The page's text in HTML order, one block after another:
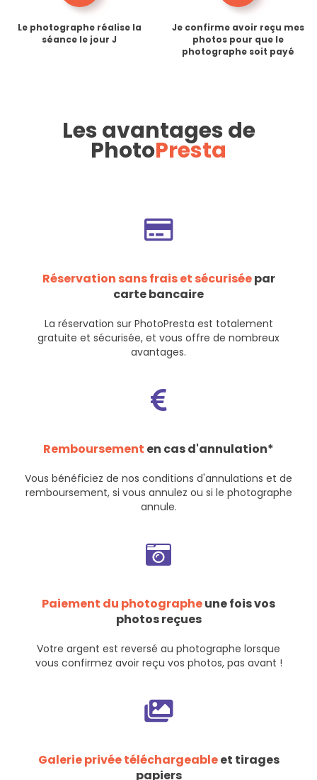
Le photographe réalise la
séance le jour J
Je confirme avoir reçu mes
photos pour que le
photographe soit payé
Les avantages de
PhotoPresta
Réservation sans frais et sécuriséepar
carte bancaire
La réservation sur PhotoPresta est totalement
gratuite et sécurisée, et vous offre de nombreux
avantages.
Remboursement en cas d'annulation*
Vous bénéficiez de nos conditions d'annulations et de
remboursement, si vous annulez ou si le photographe
annule.
Paiement du photographeune fois vos
photos reçues
Votre argent est reversé au photographe lorsque
vous confirmez avoir reçu vos photos, pas avant !
Galerie privée téléchargeableet tirages
papiers